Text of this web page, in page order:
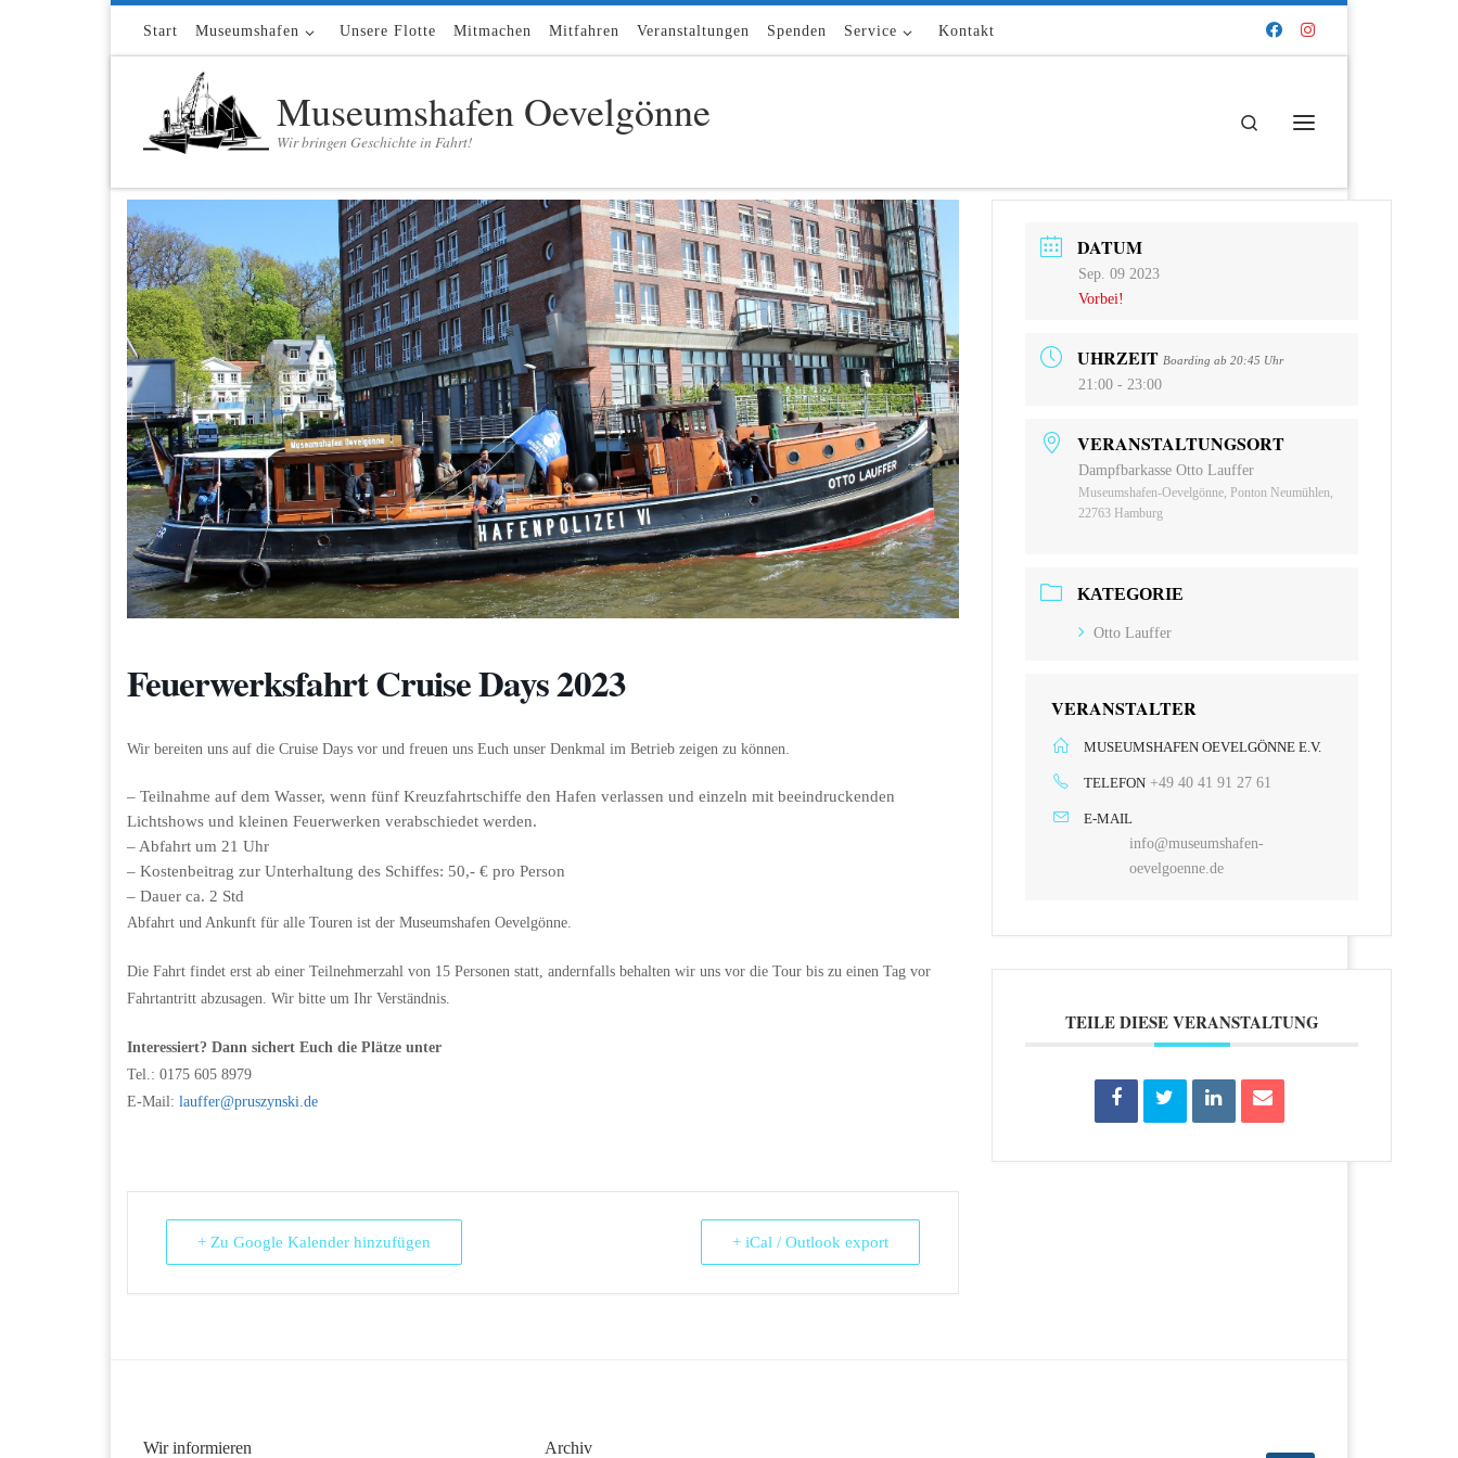
Zum Inhalt springen
Start Museumshafen Unsere Flotte Mitmachen Mitfahren Veranstaltungen Spenden Service Kontakt
Museumshafen Oevelgönne
Wir bringen Geschichte in Fahrt!
Search
Feuerwerksfahrt Cruise Days 2023
Wir bereiten uns auf die Cruise Days vor und freuen uns Euch unser Denkmal im Betrieb zeigen zu können.
– Teilnahme auf dem Wasser, wenn fünf Kreuzfahrtschiffe den Hafen verlassen und einzeln mit beeindruckenden
Lichtshows und kleinen Feuerwerken verabschiedet werden.
– Abfahrt um 21 Uhr
– Kostenbeitrag zur Unterhaltung des Schiffes: 50,- € pro Person
– Dauer ca. 2 Std
Abfahrt und Ankunft für alle Touren ist der Museumshafen Oevelgönne.
Die Fahrt findet erst ab einer Teilnehmerzahl von 15 Personen statt, andernfalls behalten wir uns vor die Tour bis zu einen Tag vor
Fahrtantritt abzusagen. Wir bitte um Ihr Verständnis.
Interessiert? Dann sichert Euch die Plätze unter
Tel.: 0175 605 8979
E-Mail: lauffer@pruszynski.de
+ Zu Google Kalender hinzufügen + iCal / Outlook export
DATUM
Sep. 09 2023
Vorbei!
UHRZEIT Boarding ab 20:45 Uhr
21:00 - 23:00
VERANSTALTUNGSORT
Dampfbarkasse Otto Lauffer
Museumshafen-Oevelgönne, Ponton Neumühlen,
22763 Hamburg
KATEGORIE
Otto Lauffer
VERANSTALTER
MUSEUMSHAFEN OEVELGÖNNE E.V.
TELEFON +49 40 41 91 27 61
E-MAIL
info@museumshafen-
oevelgoenne.de
TEILE DIESE VERANSTALTUNG
Wir informieren Archiv